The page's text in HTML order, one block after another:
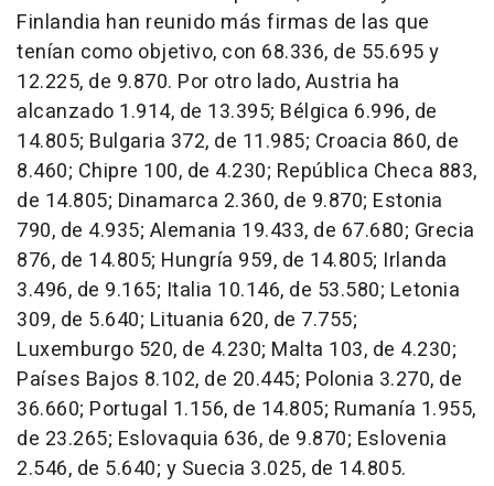
Finlandia han reunido más firmas de las que
tenían como objetivo, con 68.336, de 55.695 y
12.225, de 9.870. Por otro lado, Austria ha
alcanzado 1.914, de 13.395; Bélgica 6.996, de
14.805; Bulgaria 372, de 11.985; Croacia 860, de
8.460; Chipre 100, de 4.230; República Checa 883,
de 14.805; Dinamarca 2.360, de 9.870; Estonia
790, de 4.935; Alemania 19.433, de 67.680; Grecia
876, de 14.805; Hungría 959, de 14.805; Irlanda
3.496, de 9.165; Italia 10.146, de 53.580; Letonia
309, de 5.640; Lituania 620, de 7.755;
Luxemburgo 520, de 4.230; Malta 103, de 4.230;
Países Bajos 8.102, de 20.445; Polonia 3.270, de
36.660; Portugal 1.156, de 14.805; Rumanía 1.955,
de 23.265; Eslovaquia 636, de 9.870; Eslovenia
2.546, de 5.640; y Suecia 3.025, de 14.805.